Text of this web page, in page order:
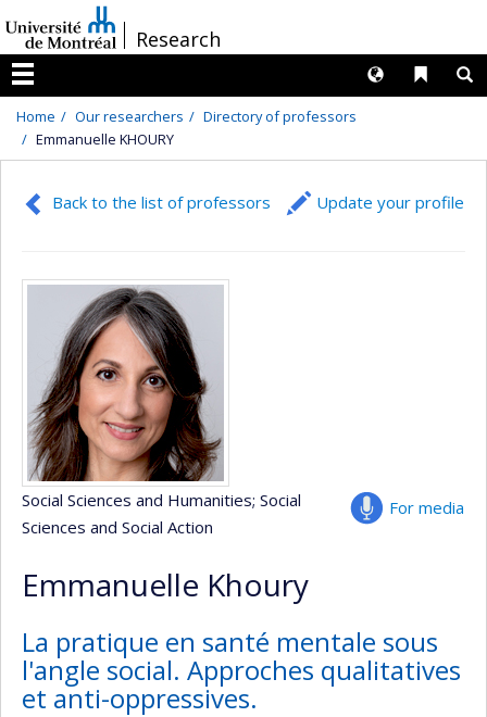
au
contenu
/Research
Menu
Liens
Langues
Home Our researchers
Directory of professors
Emmanuelle KHOURY
Back to the list of professors Update your profile
For media
Social Sciences and Humanities; Social
Sciences and Social Action
Emmanuelle Khoury
La pratique en santé mentale sous
l'angle social. Approches qualitatives
et anti-oppressives.